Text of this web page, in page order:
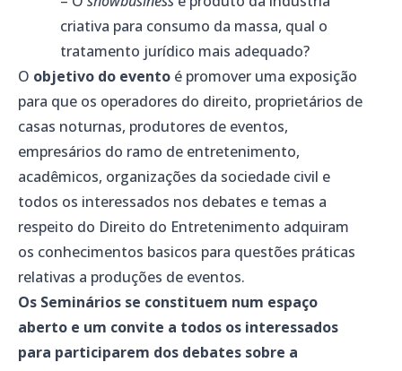
criativa para consumo da massa, qual o
tratamento jurídico mais adequado?
O objetivo do evento é promover uma exposição
para que os operadores do direito, proprietários de
casas noturnas, produtores de eventos,
empresários do ramo de entretenimento,
acadêmicos, organizações da sociedade civil e
todos os interessados nos debates e temas a
respeito do Direito do Entretenimento adquiram
os conhecimentos basicos para questões práticas
relativas a produções de eventos.
Os Seminários se constituem num espaço
aberto e um convite a todos os interessados
para participarem dos debates sobre a